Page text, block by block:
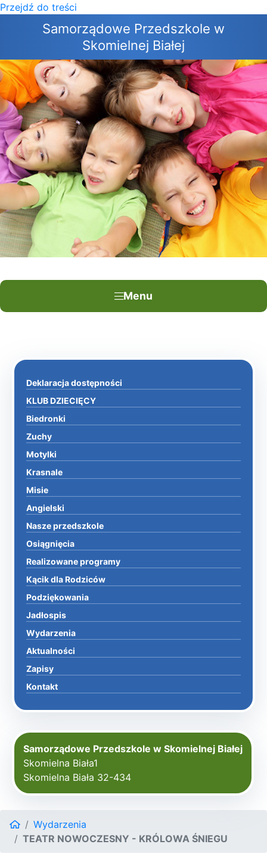
Przejdź do treści
Samorządowe Przedszkole w
Skomielnej Białej
Menu
×
Deklaracja dostępności
KLUB DZIECIĘCY
Biedronki
Zuchy
Motylki
Krasnale
Misie
Angielski
Nasze przedszkole
Osiągnięcia
Realizowane programy
Kącik dla Rodziców
Podziękowania
Jadłospis
Wydarzenia
Aktualności
Zapisy
Kontakt
Samorządowe Przedszkole w Skomielnej Białej
Skomielna Biała1
Skomielna Biała 32-434
Wydarzenia
TEATR NOWOCZESNY - KRÓLOWA ŚNIEGU